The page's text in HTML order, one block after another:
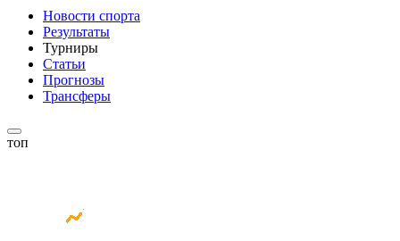
Новости спорта
Результаты
Турниры
Статьи
Прогнозы
Трансферы
топ